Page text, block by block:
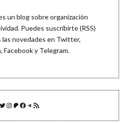
un blog sobre organización
Puedes suscribirte (RSS)
novedades en Twitter,
, Facebooky Telegram.
Twitter
Instagram
Patreon
Facebook
Telegram
Feed RSS